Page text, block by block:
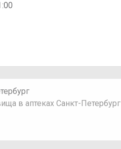
в аптеках Санкт-Петербург